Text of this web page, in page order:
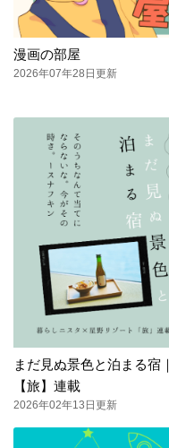
漫画の部屋
2026年07年28日更新
まだ見ぬ景色と泊まる宿｜
【旅】連載
2026年02年13日更新